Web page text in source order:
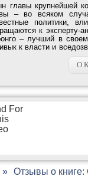
главы крупнейшей
– во всяком
политики,
к эксперту-
– лучший в
к власти и
О
Отзывы о